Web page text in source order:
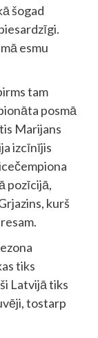
šogad
esmu
tam
posmā
Marijans
izcīnījis
pozīcijā,
kurš
tiks
Latvijā tiks
tostarp